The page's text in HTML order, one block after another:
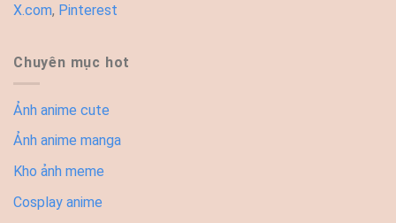
X.com, Pinterest
Chuyên mục hot
Ảnh anime cute
Ảnh anime manga
Kho ảnh meme
Cosplay anime